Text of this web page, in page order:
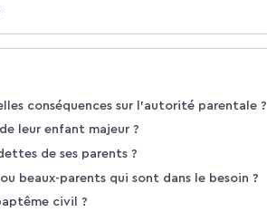
conséquences sur l'autorité parentale ?
leur enfant majeur ?
de ses parents ?
beaux-parents qui sont dans le besoin ?
civil ?